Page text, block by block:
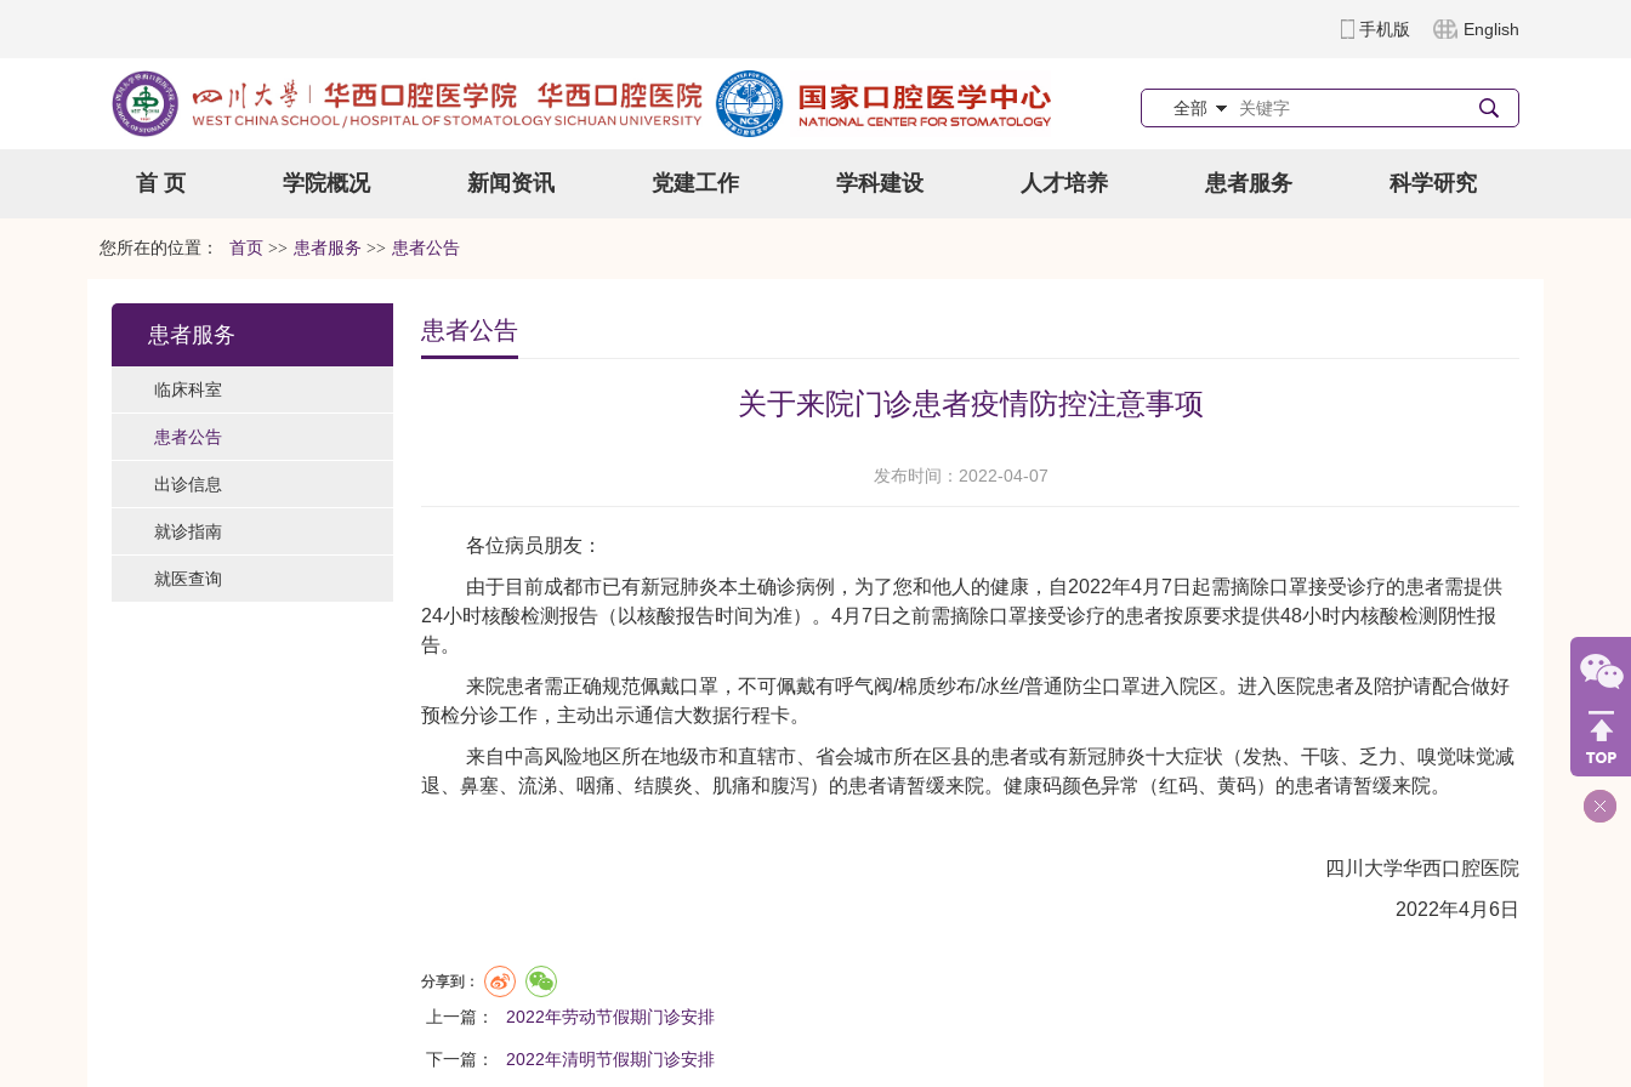
手机版 English
全部
首 页 学院概况 新闻资讯 党建工作 学科建设 人才培养 患者服务 科学研究
您所在的位置： 首页 >> 患者服务 >> 患者公告
患者服务
临床科室
患者公告
出诊信息
就诊指南
就医查询
患者公告
关于来院门诊患者疫情防控注意事项
发布时间：2022-04-07
各位病员朋友：
由于目前成都市已有新冠肺炎本土确诊病例，为了您和他人的健康，自2022年4月7日起需摘除口罩接受诊疗的患者需提供
24小时核酸检测报告（以核酸报告时间为准）。4月7日之前需摘除口罩接受诊疗的患者按原要求提供48小时内核酸检测阴性报
告。
来院患者需正确规范佩戴口罩，不可佩戴有呼气阀/棉质纱布/冰丝/普通防尘口罩进入院区。进入医院患者及陪护请配合做好
预检分诊工作，主动出示通信大数据行程卡。
来自中高风险地区所在地级市和直辖市、省会城市所在区县的患者或有新冠肺炎十大症状（发热、干咳、乏力、嗅觉味觉减
退、鼻塞、流涕、咽痛、结膜炎、肌痛和腹泻）的患者请暂缓来院。健康码颜色异常（红码、黄码）的患者请暂缓来院。
四川大学华西口腔医院
2022年4月6日
分享到：
上一篇： 2022年劳动节假期门诊安排
下一篇： 2022年清明节假期门诊安排